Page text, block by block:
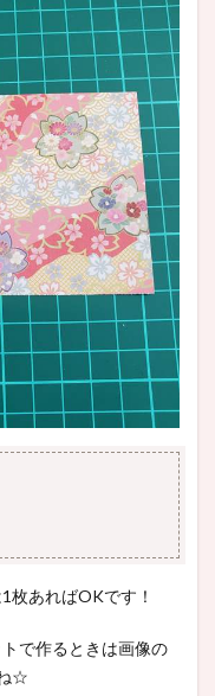
枚あればOKです！
で作るときは画像の
☆